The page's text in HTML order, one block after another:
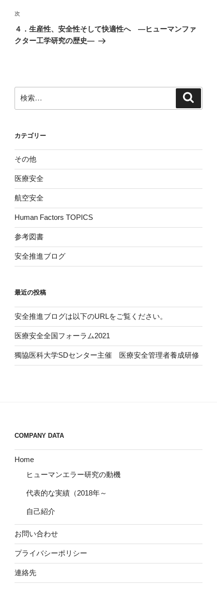
ビ
ゲ
ー
稿
次
の
投
次
４．生産性、安全性そして快適性へ ―ヒューマンファ
クター工学研究の歴史―
索:
カテゴリー
その他
医療安全
航空安全
Human Factors TOPICS
参考図書
安全推進ブログ
最近の投稿
安全推進ブログは以下のURLをご覧ください。
医療安全全国フォーラム2021
獨協医科大学SDセンター主催 医療安全管理者養成研修
COMPANY DATA
Home
ヒューマンエラー研究の動機
代表的な実績（2018年～
自己紹介
お問い合わせ
プライバシーポリシー
連絡先